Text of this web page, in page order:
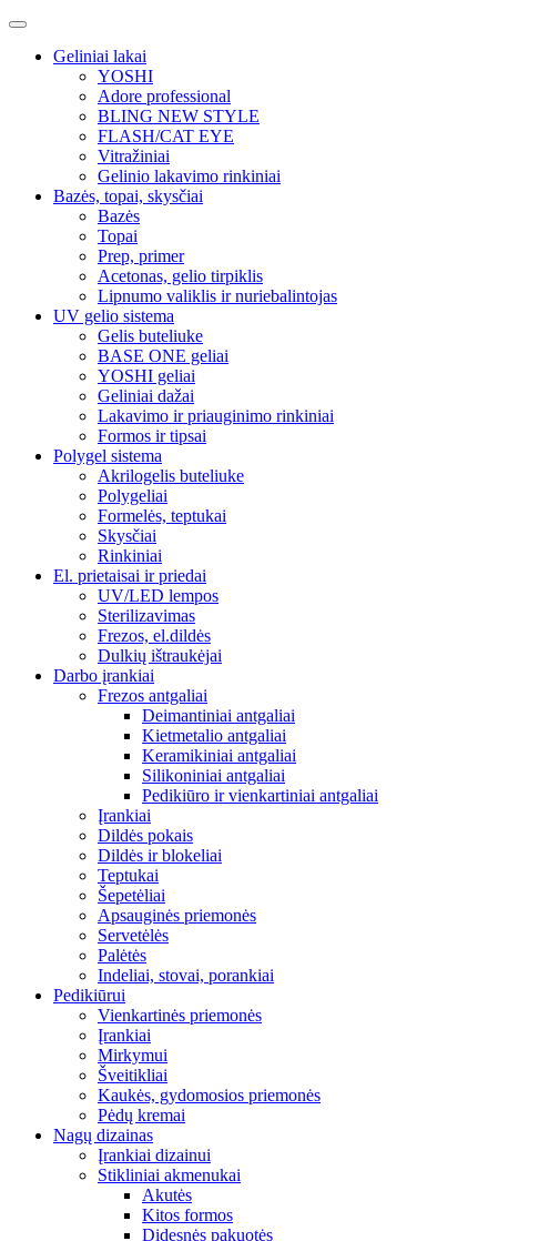
Geliniai lakai
YOSHI
Adore professional
BLING NEW STYLE
FLASH/CAT EYE
Vitražiniai
Gelinio lakavimo rinkiniai
Bazės, topai, skysčiai
Bazės
Topai
Prep, primer
Acetonas, gelio tirpiklis
Lipnumo valiklis ir nuriebalintojas
UV gelio sistema
Gelis buteliuke
BASE ONE geliai
YOSHI geliai
Geliniai dažai
Lakavimo ir priauginimo rinkiniai
Formos ir tipsai
Polygel sistema
Akrilogelis buteliuke
Polygeliai
Formelės, teptukai
Skysčiai
Rinkiniai
El. prietaisai ir priedai
UV/LED lempos
Sterilizavimas
Frezos, el.dildės
Dulkių ištraukėjai
Darbo įrankiai
Frezos antgaliai
Deimantiniai antgaliai
Kietmetalio antgaliai
Keramikiniai antgaliai
Silikoniniai antgaliai
Pedikiūro ir vienkartiniai antgaliai
Įrankiai
Dildės pokais
Dildės ir blokeliai
Teptukai
Šepetėliai
Apsauginės priemonės
Servetėlės
Palėtės
Indeliai, stovai, porankiai
Pedikiūrui
Vienkartinės priemonės
Įrankiai
Mirkymui
Šveitikliai
Kaukės, gydomosios priemonės
Pėdų kremai
Nagų dizainas
Įrankiai dizainui
Stikliniai akmenukai
Akutės
Kitos formos
Didesnės pakuotės